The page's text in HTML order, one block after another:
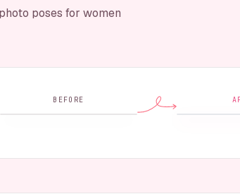
poses for women
BEFORE